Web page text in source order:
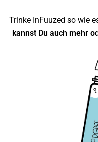
Trinke InFuuzed so wie
kannst Du auch mehr